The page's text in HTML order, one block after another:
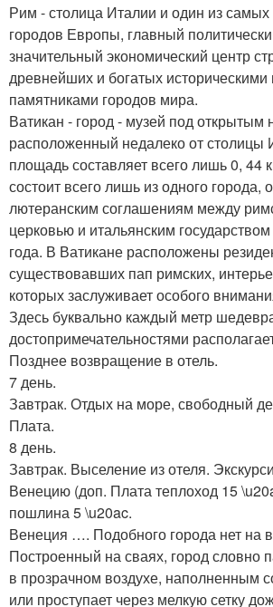
Рим - столица Италии и один из
городов Европы, главный
значительный экономический центр
древнейших и богатых историческими
памятниками городов мира.
Ватикан - город - музей под открытым
расположенный недалеко от столицы
площадь составляет всего лишь 0, 44
состоит всего лишь из одного города,
лютеранским соглашениям между
церковью и итальянским
года. В Ватикане расположены
существовавших пап римских,
которых заслуживает особого
Здесь буквально каждый метр
достопримечательностями
Позднее возвращение в отель.
7 день.
Завтрак. Отдых на море, свободный
Плата.
8 день.
Завтрак. Выселение из отеля.
Венецию (доп. Плата теплоход 15
пошлина 5 \u20ac.
Венеция …. Подобного города нет на
Построенный на сваях, город словно
в прозрачном воздухе, наполненным
или проступает через мелкую сетку